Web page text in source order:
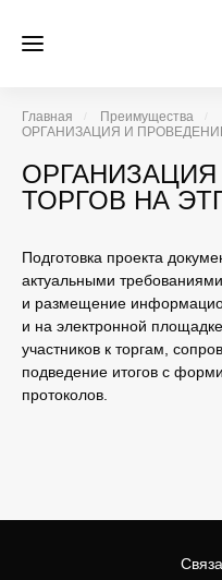
Главная
Преимущества
ОРГАНИЗАЦИЯ И
ТОРГОВ НА
Подготовка проекта
актуальными
и размещение
и на электронной
участников к торгам,
подведение итогов с
протоколов.